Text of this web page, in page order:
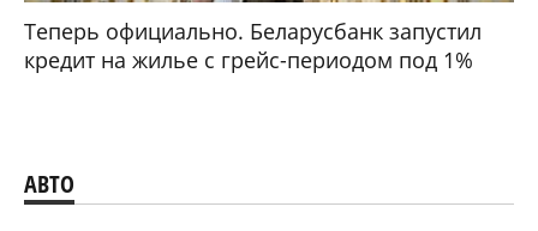
Теперь официально. Беларусбанк запустил
кредит на жилье с грейс-периодом под 1%
АВТО